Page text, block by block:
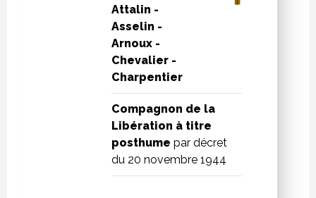
Attalin -
Asselin -
Arnoux -
Chevalier -
Charpentier
Compagnon de la
Libération à titre
posthume par décret
du 20 novembre 1944